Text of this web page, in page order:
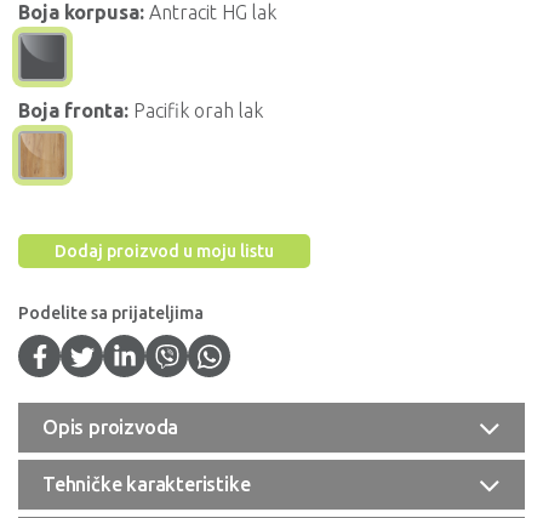
Boja korpusa: Antracit HG lak
Boja fronta: Pacifik orah lak
Dodaj proizvod u moju listu
Podelite sa prijateljima
Opis proizvoda
Tehničke karakteristike